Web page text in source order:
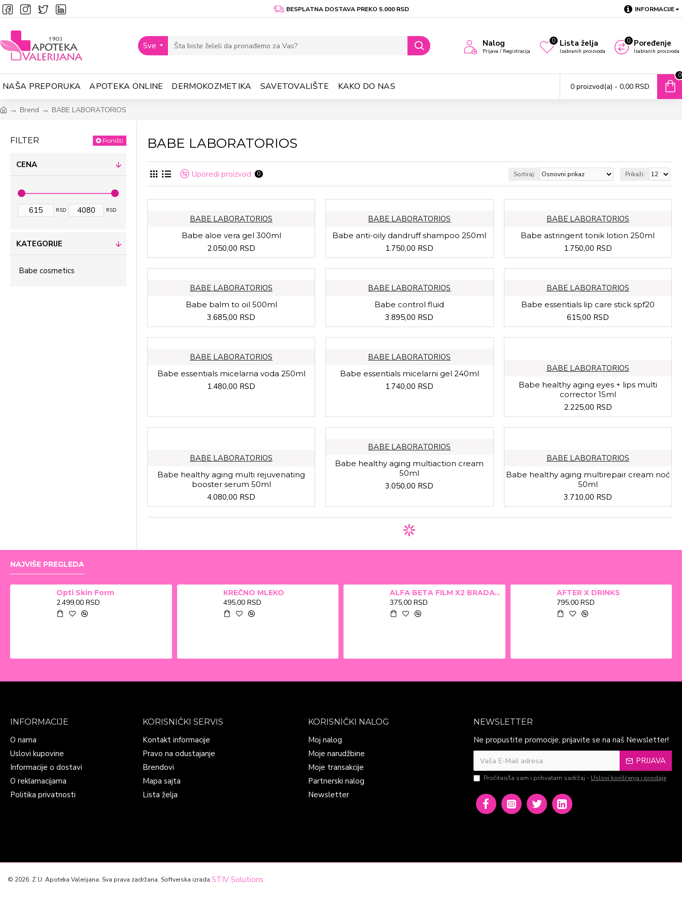
BESPLATNA DOSTAVA PREKO 5.000 RSD INFORMACIJE
Sve Nalog
Prijava / Registracija
Lista želja
Izabranih proizvoda
0 Poređenje
Izabranih proizvoda
0
NAŠA PREPORUKA APOTEKA ONLINE DERMOKOZMETIKA SAVETOVALIŠTE KAKO DO NAS 0 proizvod(a) - 0,00 RSD
0
Brend BABE LABORATORIOS
FILTER Poništi
CENA
RSD RSD
KATEGORIJE
Babe cosmetics
BABE LABORATORIOS
Uporedi proizvod 0 Sortiraj: Prikaži:
BABE LABORATORIOS
Babe aloe vera gel 300ml
2.050,00 RSD
BABE LABORATORIOS
Babe anti-oily dandruff shampoo 250ml
1.750,00 RSD
BABE LABORATORIOS
Babe astringent tonik lotion 250ml
1.750,00 RSD
BABE LABORATORIOS
Babe balm to oil 500ml
3.685,00 RSD
BABE LABORATORIOS
Babe control fluid
3.895,00 RSD
BABE LABORATORIOS
Babe essentials lip care stick spf20
615,00 RSD
BABE LABORATORIOS
Babe essentials micelarna voda 250ml
1.480,00 RSD
BABE LABORATORIOS
Babe essentials micelarni gel 240ml
1.740,00 RSD
BABE LABORATORIOS
Babe healthy aging eyes + lips multi
corrector 15ml
2.225,00 RSD
BABE LABORATORIOS
Babe healthy aging multi rejuvenating
booster serum 50ml
4.080,00 RSD
BABE LABORATORIOS
Babe healthy aging multiaction cream
50ml
3.050,00 RSD
BABE LABORATORIOS
Babe healthy aging multirepair cream noć
50ml
3.710,00 RSD
NAJVIŠE PREGLEDA
Opti Skin Form
2.499,00 RSD
KREČNO MLEKO
495,00 RSD
ALFA BETA FILM X2 BRADAVICE, KURJE OKO 15ml
375,00 RSD
AFTER X DRINKS
795,00 RSD
INFORMACIJE
O nama
Uslovi kupovine
Informacije o dostavi
O reklamacijama
Politika privatnosti
KORISNIČKI SERVIS
Kontakt informacije
Pravo na odustajanje
Brendovi
Mapa sajta
Lista želja
KORISNIČKI NALOG
Moj nalog
Moje narudžbine
Moje transakcije
Partnerski nalog
Newsletter
NEWSLETTER
Ne propustite promocije, prijavite se na naš Newsletter!
PRIJAVA
Pročitao/la sam i prihvatam sadržaj - Uslovi korišćenja i prodaje
© 2026. Z.U. Apoteka Valerijana. Sva prava zadržana. Softverska izrada STIV Solutions